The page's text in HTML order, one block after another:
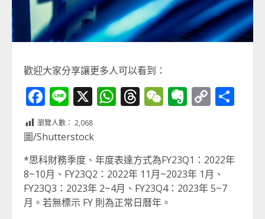
歡迎大家分享讓更多人可以看到：
Facebook
Line
X WhatsApp
Threads
WeChat
Evernote
Copy
瀏覽人數： 2,068
圖/Shutterstock
*思科財務季度、年度表達方式為FY23Q1：2022年
8~10月、FY23Q2：2022年 11月~2023年 1月、
FY23Q3：2023年 2~4月、FY23Q4：2023年 5~7
月。若無標示 FY 則為正常日曆年。